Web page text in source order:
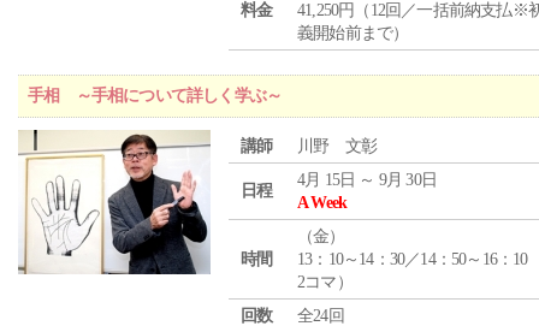
料金
41,250円（12回／一括前納支払※
義開始前まで）
手相 ～手相について詳しく学ぶ～
講師 川野 文彰
日程
4月 15日 ～ 9月 30日
A Week
時間
（金）
13：10～14：30／14：50～16：10
2コマ）
回数
全24回